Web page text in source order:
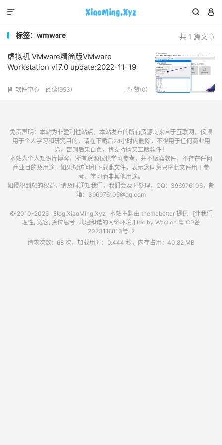
 

共 1 篇文章
标签：wmware
虚拟机 VMware精简版VMware
Workstation v17.0 update:2022-11-19
 赞(0)
 软件中心 阅读(953)
免责声明：本站为非盈利性站点，本站发布的所有资源均来自于互联网，仅限
用于个人学习和研究目的，请在下载后24小时内删除，不得用于任何商业用
途，否则后果自负，请支持购买正版软件！
本站为个人知识库博客，所有资源仅供学习参考，并不贩卖软件，不存在任何
商业目的及用途，如果您访问和下载此文件，表示您同意只将此文件用于参
考、学习而非其他用途。
如侵犯到您的权益，请及时通知我们，我们会及时处理。QQ：396976106，邮
箱：396976106@qq.com
© 2010-2026 Blog.XiaoMing.Xyz 本站主题由 themebetter提供 [让我们
理性, 宽容, 换位思考, 共建和谐的网络环境.] Idc by West.cn 粤ICP备
2023118813号-2
请求次数：68 次，加载用时：0.444 秒，内存占用：40.82 MB